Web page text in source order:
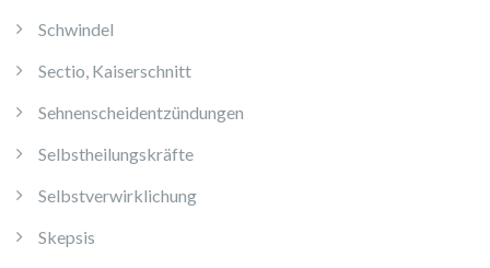
Schwindel
Sectio, Kaiserschnitt
Sehnenscheidentzündungen
Selbstheilungskräfte
Selbstverwirklichung
Skepsis